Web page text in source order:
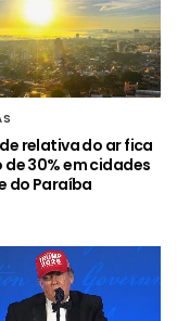
relativa do ar fica
30% em cidades
do Paraíba